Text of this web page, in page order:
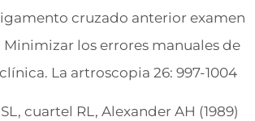
cruzado anterior examen
Minimizar los errores manuales de
La artroscopia 26: 997-1004
cuartel RL, Alexander AH (1989)